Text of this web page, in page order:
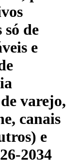
de
​​e
varejo,
canais
e
2034